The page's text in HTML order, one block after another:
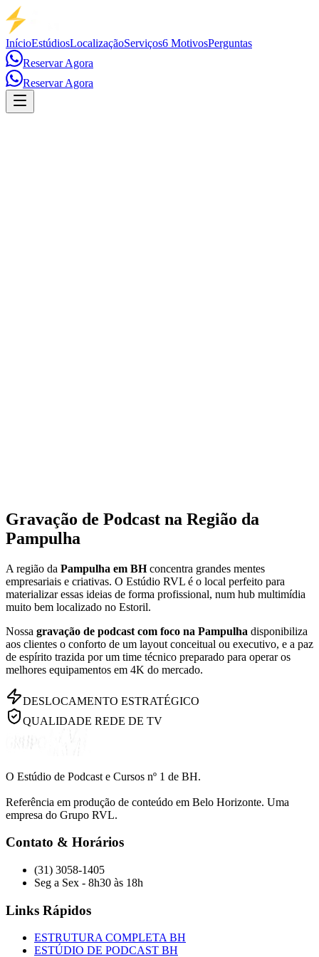
InícioEstúdiosLocalizaçãoServiços6 MotivosPerguntas
Reservar Agora
Reservar Agora
Gravação de Podcast na Região da
Pampulha
A região da Pampulha em BHconcentra grandes mentes
empresariais e criativas. O Estúdio RVL é o local perfeito para
materializar essas ideias de forma profissional, num hub multimídia
muito bem localizado no Estoril.
Nossa gravação de podcast com foco na Pampulha disponibiliza
aos clientes o conforto de um layout conceitual ou executivo, e a paz
de espírito trazida por um time técnico preparado para operar os
melhores equipamentos em 4K do mercado.
DESLOCAMENTO ESTRATÉGICO
QUALIDADE REDE DE TV
O Estúdio de Podcast e Cursos nº 1 de BH.
Referência em produção de conteúdo em Belo Horizonte. Uma
empresa do Grupo RVL.
Contato & Horários
(31) 3058-1405
Seg a Sex - 8h30 às 18h
Links Rápidos
ESTRUTURA COMPLETA BH
ESTÚDIO DE PODCAST BH